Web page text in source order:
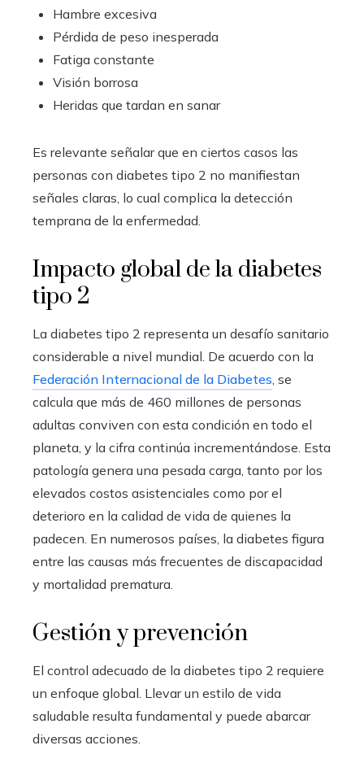
Hambre excesiva
Pérdida de peso inesperada
Fatiga constante
Visión borrosa
Heridas que tardan en sanar
Es relevante señalar que en ciertos casos las
personas con diabetes tipo 2 no manifiestan
señales claras, lo cual complica la detección
temprana de la enfermedad.
Impacto global de la diabetes
tipo 2
La diabetes tipo 2 representa un desafío sanitario
considerable a nivel mundial. De acuerdo con la
Federación Internacional de la Diabetes, se
calcula que más de 460 millones de personas
adultas conviven con esta condición en todo el
planeta, y la cifra continúa incrementándose. Esta
patología genera una pesada carga, tanto por los
elevados costos asistenciales como por el
deterioro en la calidad de vida de quienes la
padecen. En numerosos países, la diabetes figura
entre las causas más frecuentes de discapacidad
y mortalidad prematura.
Gestión y prevención
El control adecuado de la diabetes tipo 2 requiere
un enfoque global. Llevar un estilo de vida
saludable resulta fundamental y puede abarcar
diversas acciones.